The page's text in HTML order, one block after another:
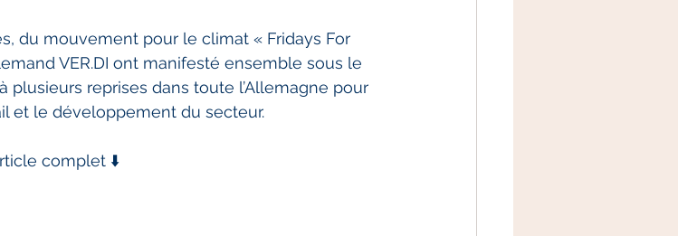
du mouvement pour le climat « Fridays For
VER.DI ont manifesté ensemble sous le
plusieurs reprises dans toute l’Allemagne pour
et le développement du secteur.
complet ⬇️